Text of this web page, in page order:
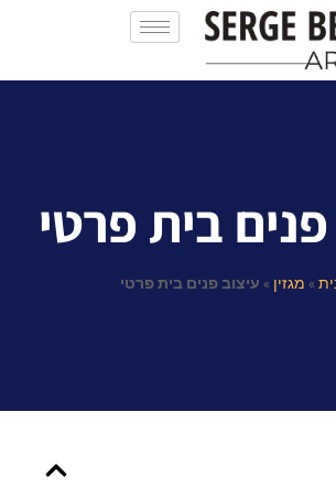
בית פרטי
» מגזין » עיצוב פנים בית פרטי